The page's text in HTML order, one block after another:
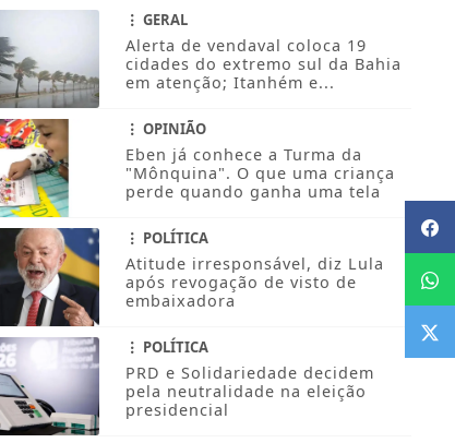
GERAL
Alerta de vendaval coloca 19
cidades do extremo sul da Bahia
em atenção; Itanhém e...
OPINIÃO
Eben já conhece a Turma da
"Mônquina". O que uma criança
perde quando ganha uma tela
POLÍTICA
Atitude irresponsável, diz Lula
após revogação de visto de
embaixadora
POLÍTICA
PRD e Solidariedade decidem
pela neutralidade na eleição
presidencial